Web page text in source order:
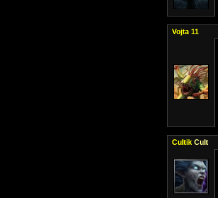
Vojta 11
Cultik Cult